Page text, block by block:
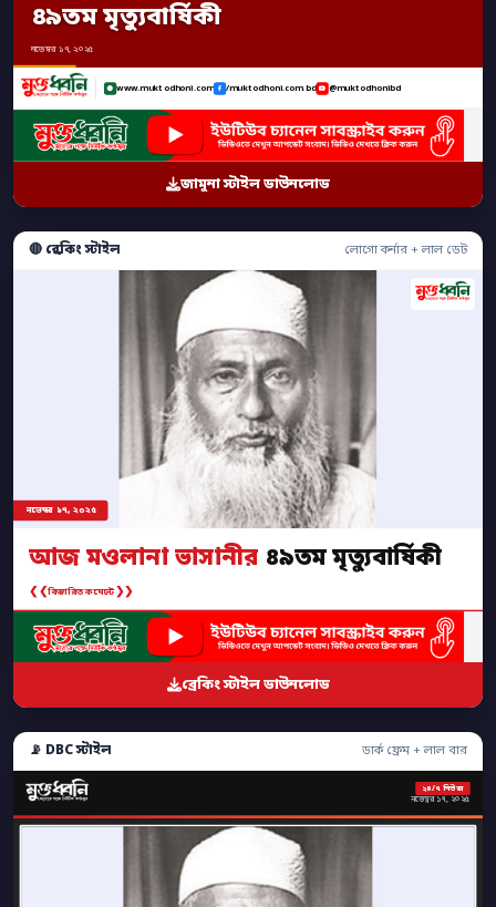
৪৯তম মৃত্যুবার্ষিকী
নভেম্বর ১৭, ২০২৫
www.muktodhoni.com /muktodhoni.com.bd @muktodhonibd
জামুনা স্টাইল ডাউনলোড
🔴 ব্রেকিং স্টাইল লোগো কর্নার + লাল ডেট
নভেম্বর ১৭, ২০২৫
আজ মওলানা ভাসানীর ৪৯তম মৃত্যুবার্ষিকী
❮❮বিস্তারিত কমেন্টে❯❯
ব্রেকিং স্টাইল ডাউনলোড
📡 DBC স্টাইল ডার্ক ফ্রেম + লাল বার
২৪/৭ নিউজ
নভেম্বর ১৭, ২০২৫